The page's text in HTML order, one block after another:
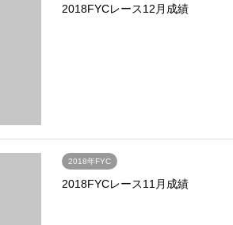
2018FYCレース12月成績
2018年FYC
2018FYCレース11月成績